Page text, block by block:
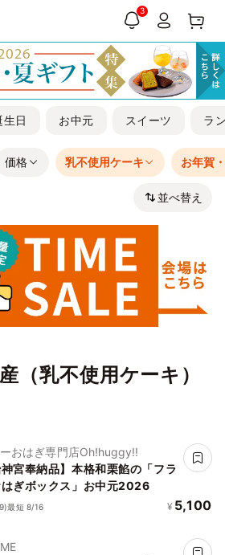
3
生日 お中元 スイーツ ラ
価格 乳不使用ケーキ お年賀
並べ替え
（乳不使用ケーキ）
おはぎ専門店Oh!huggy!!
神宮奉納品】本格和栗餡の「フラ
はぎボックス」お中元2026
最短 8/16 ¥ 5,100